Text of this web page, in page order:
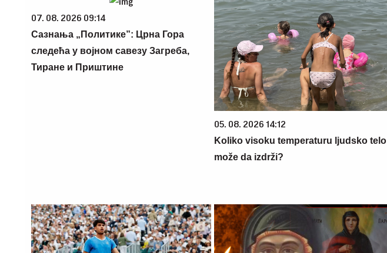
07. 08. 2026 09:14
Сазнања „Политике”: Црна Гора
следећа у војном савезу Загреба,
Тиране и Приштине
05. 08. 2026 14:12
Koliko visoku temperaturu ljudsko telo
može da izdrži?